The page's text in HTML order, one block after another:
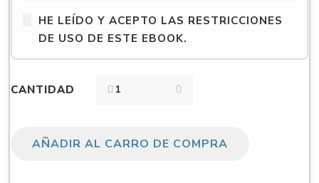
crear una cuenta y utilizar la aplicación en español, ya
sea en su versión web o en las aplicaciones para
dispositivos, incluyendo computadoras con Windows y
limitaciones:
HE LEÍDO Y ACEPTO LAS RESTRICCIONES
DE USO DE ESTE EBOOK.
CANTIDAD
AÑADIR AL CARRO DE COMPRA